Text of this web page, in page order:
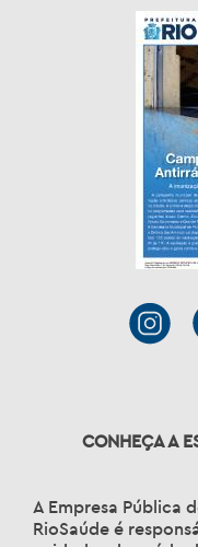
CONHEÇA A
A Empresa Pública
RioSaúde é